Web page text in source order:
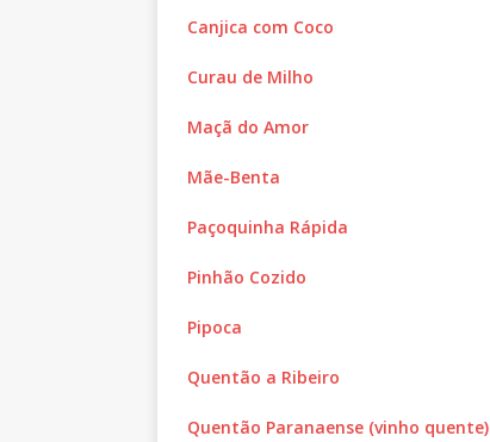
Canjica com Coco
Curau de Milho
Maçã do Amor
Mãe-Benta
Paçoquinha Rápida
Pinhão Cozido
Pipoca
Quentão a Ribeiro
Quentão Paranaense (vinho quente)